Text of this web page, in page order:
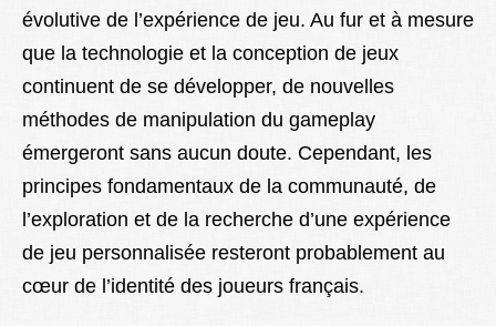
évolutive de l’expérience de jeu. Au fur et à mesure
que la technologie et la conception de jeux
continuent de se développer, de nouvelles
méthodes de manipulation du gameplay
émergeront sans aucun doute. Cependant, les
principes fondamentaux de la communauté, de
l’exploration et de la recherche d’une expérience
de jeu personnalisée resteront probablement au
cœur de l’identité des joueurs français.